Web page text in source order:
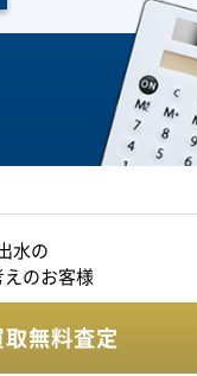
水の
えのお客様
無料査定